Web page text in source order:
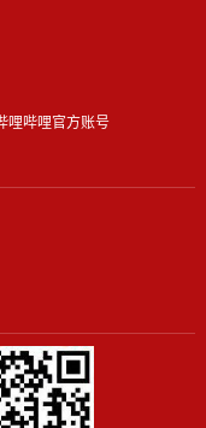
哩哔哩官方账号